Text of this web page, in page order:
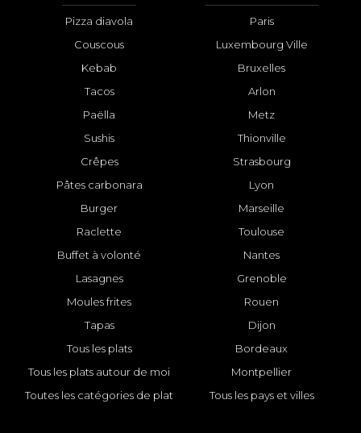
Pizza diavola
Couscous
Kebab
Tacos
Paëlla
Sushis
Crêpes
Pâtes carbonara
Burger
Raclette
Buffet à volonté
Lasagnes
Moules frites
Tapas
Tous les plats
Tous les plats autour de moi
Toutes les catégories de plat
Paris
Luxembourg Ville
Bruxelles
Arlon
Metz
Thionville
Strasbourg
Lyon
Marseille
Toulouse
Nantes
Grenoble
Rouen
Dijon
Bordeaux
Montpellier
Tous les pays et villes